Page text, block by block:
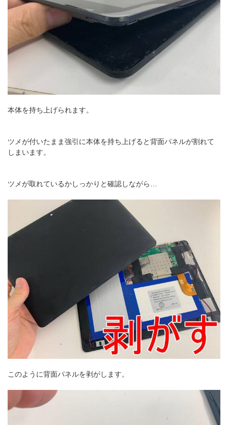
本体を持ち上げられます。
ツメが付いたまま強引に本体を持ち上げると背面パネルが割れて
しまいます。
ツメが取れているかしっかりと確認しながら…
このように背面パネルを剥がします。